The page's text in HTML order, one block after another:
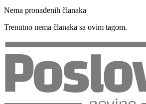
Nema pronađenih članaka
Trenutno nema članaka sa ovim tagom.